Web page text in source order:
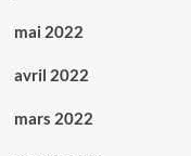
mai 2022
avril 2022
mars 2022